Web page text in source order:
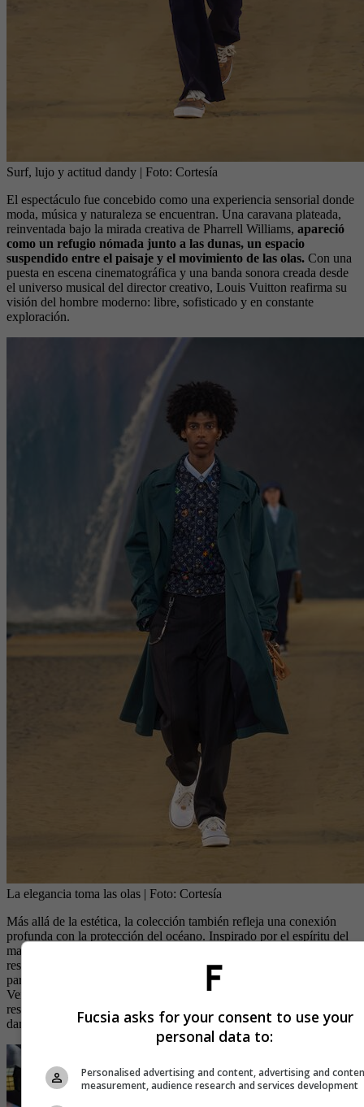
Surf, lujo y actitud dandy | Foto: Cortesía
El espectáculo fue concebido como una experiencia sensorial donde
moda, música y naturaleza se encuentran. Una caravana plateada,
reinventada bajo la mirada creativa de Pharrell Williams, apareció
como un refugio nómada junto a las dunas, un espacio
suspendido entre el paisaje y el movimiento de las olas. Con una
puesta en escena cinematográfica y una banda sonora creada desde
el universo musical del director creativo, Louis Vuitton reafirma su
visión del hombre moderno: libre, sofisticado y en constante
exploración.
La elegancia toma las olas | Foto: Cortesía
Más allá de la estética, la colección también refleja una conexión
profunda con la protección del océano. Inspirado por el espíritu del
mar que atraviesa la propuesta, Louis Vuitton apoya iniciativas de
restauración de arrecifes de coral en la Polinesia Francesa como
parte de su compromiso con la sostenibilidad. Así, la Primavera-
Verano 2027 no solo celebra la belleza del océano, sino también la
responsabilidad de preservar el mundo que inspira esta nueva era del
dandy.
Fucsia asks for your consent to use your
personal data to:
Personalised advertising and content, advertising and
measurement, audience research and services development